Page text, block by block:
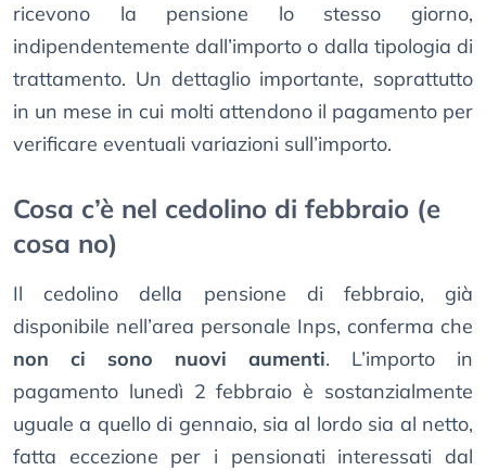
ricevono la pensione lo stesso giorno,
indipendentemente dall’importo o dalla tipologia di
trattamento. Un dettaglio importante, soprattutto
in un mese in cui molti attendono il pagamento per
verificare eventuali variazioni sull’importo.
Cosa c’è nel cedolino di febbraio (e
cosa no)
Il cedolino della pensione di febbraio, già
disponibile nell’area personale Inps, conferma che
non ci sono nuovi aumenti. L’importo in
pagamento lunedì 2 febbraio è sostanzialmente
uguale a quello di gennaio, sia al lordo sia al netto,
fatta eccezione per i pensionati interessati dal